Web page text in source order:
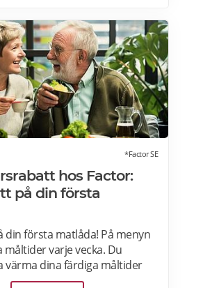
här.
*Factor SE
hos Factor:
på din första
din första matlåda! På menyn
måltider varje vecka. Du
värma dina färdiga måltider
Med Factor har du alltid